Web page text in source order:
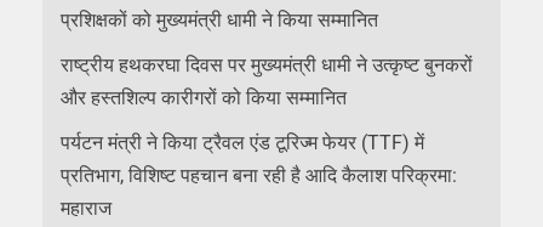
प्रशिक्षकों को मुख्यमंत्री धामी ने किया सम्मानित
राष्ट्रीय हथकरघा दिवस पर मुख्यमंत्री धामी ने उत्कृष्ट बुनकरों
और हस्तशिल्प कारीगरों को किया सम्मानित
पर्यटन मंत्री ने किया ट्रैवल एंड टूरिज्म फेयर (TTF) में
प्रतिभाग, विशिष्ट पहचान बना रही है आदि कैलाश परिक्रमा:
महाराज